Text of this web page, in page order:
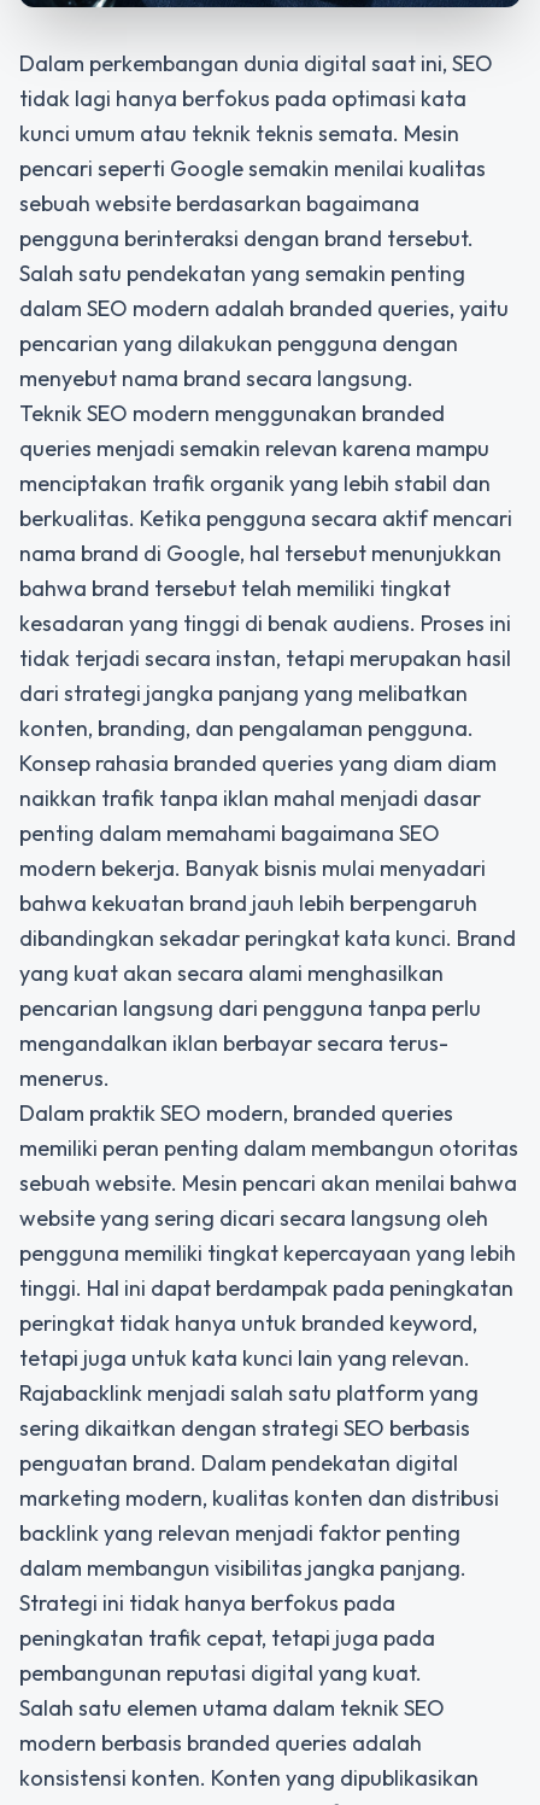
Dalam perkembangan dunia digital saat ini, SEO
tidak lagi hanya berfokus pada optimasi kata
kunci umum atau teknik teknis semata. Mesin
pencari seperti Google semakin menilai kualitas
sebuah website berdasarkan bagaimana
pengguna berinteraksi dengan brand tersebut.
Salah satu pendekatan yang semakin penting
dalam SEO modern adalah branded queries, yaitu
pencarian yang dilakukan pengguna dengan
menyebut nama brand secara langsung.
Teknik SEO modern menggunakan branded
queries menjadi semakin relevan karena mampu
menciptakan trafik organik yang lebih stabil dan
berkualitas. Ketika pengguna secara aktif mencari
nama brand di Google, hal tersebut menunjukkan
bahwa brand tersebut telah memiliki tingkat
kesadaran yang tinggi di benak audiens. Proses ini
tidak terjadi secara instan, tetapi merupakan hasil
dari strategi jangka panjang yang melibatkan
konten, branding, dan pengalaman pengguna.
Konsep rahasia branded queries yang diam diam
naikkan trafik tanpa iklan mahal menjadi dasar
penting dalam memahami bagaimana SEO
modern bekerja. Banyak bisnis mulai menyadari
bahwa kekuatan brand jauh lebih berpengaruh
dibandingkan sekadar peringkat kata kunci. Brand
yang kuat akan secara alami menghasilkan
pencarian langsung dari pengguna tanpa perlu
mengandalkan iklan berbayar secara terus-
menerus.
Dalam praktik SEO modern, branded queries
memiliki peran penting dalam membangun otoritas
sebuah website. Mesin pencari akan menilai bahwa
website yang sering dicari secara langsung oleh
pengguna memiliki tingkat kepercayaan yang lebih
tinggi. Hal ini dapat berdampak pada peningkatan
peringkat tidak hanya untuk branded keyword,
tetapi juga untuk kata kunci lain yang relevan.
Rajabacklink menjadi salah satu platform yang
sering dikaitkan dengan strategi SEO berbasis
penguatan brand. Dalam pendekatan digital
marketing modern, kualitas konten dan distribusi
backlink yang relevan menjadi faktor penting
dalam membangun visibilitas jangka panjang.
Strategi ini tidak hanya berfokus pada
peningkatan trafik cepat, tetapi juga pada
pembangunan reputasi digital yang kuat.
Salah satu elemen utama dalam teknik SEO
modern berbasis branded queries adalah
konsistensi konten. Konten yang dipublikasikan